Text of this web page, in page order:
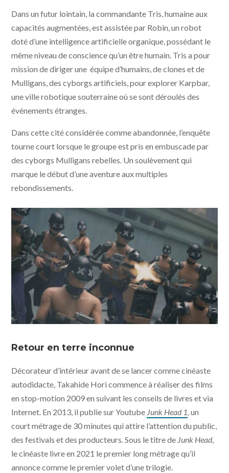
Dans un futur lointain, la commandante Tris, humaine aux
capacités augmentées, est assistée par Robin, un robot
doté d’une intelligence artificielle organique, possédant le
même niveau de conscience qu’un être humain. Tris a pour
mission de diriger une équipe d’humains, de clones et de
Mulligans, des cyborgs artificiels, pour explorer Karpbar,
une ville robotique souterraine où se sont déroulés des
événements étranges.
Dans cette cité considérée comme abandonnée, l’enquête
tourne court lorsque le groupe est pris en embuscade par
des cyborgs Mulligans rebelles. Un soulèvement qui
marque le début d’une aventure aux multiples
rebondissements.
Retour en terre inconnue
Décorateur d’intérieur avant de se lancer comme cinéaste
autodidacte, Takahide Hori commence à réaliser des films
en stop-motion 2009 en suivant les conseils de livres et via
Internet. En 2013, il publie sur Youtube Junk Head 1, un
court métrage de 30 minutes qui attire l’attention du public,
des festivals et des producteurs. Sous le titre de Junk Head,
le cinéaste livre en 2021 le premier long métrage qu’il
annonce comme le premier volet d’une trilogie.